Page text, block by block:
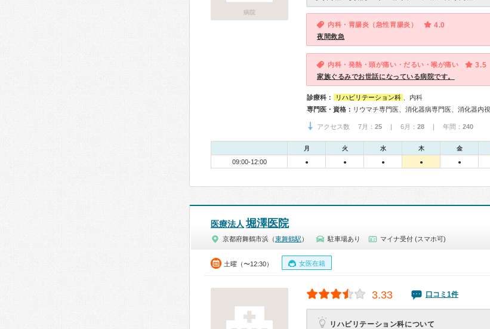
病院
内科・胃腸炎（急性胃腸炎） 4.0
夜間救急
内科・発熱・頭が痛い・だるい・喉が痛い 3.5
家族ぐるみでお世話になっている病院です。
診療科： リハビリテーション科
、内科
専門医・資格：
アクセス数 7月： 25 | 6月： 28 | 年間： 240
月 火 水 木 金
09:00-12:00 ● ● ● ● ●
医療法人 堀澤医院
京都府舞鶴市浜（東舞鶴駅 ） 駐車場あり マイナ受付 (スマホ可)
土曜（〜12:30） 女医在籍
3.33 口コミ1件
リハビリテーション科について